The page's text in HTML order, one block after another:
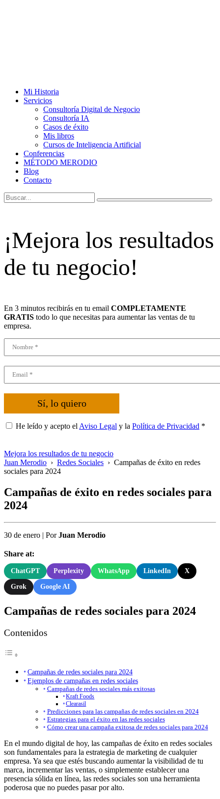
Mi Historia
Servicios
Consultoría Digital de Negocio
Consultoría IA
Casos de éxito
Mis libros
Cursos de Inteligencia Artificial
Conferencias
MÉTODO MERODIO
Blog
Contacto
¡Mejora los resultados
de tu negocio!
En 3 minutos recibirás en tu email COMPLETAMENTE
GRATIS todo lo que necesitas para aumentar las ventas de tu
empresa.
Sí, lo quiero
He leído y acepto el Aviso Legal y la Política de Privacidad *
Mejora los resultados de tu negocio
Juan Merodio › Redes Sociales › Campañas de éxito en redes
sociales para 2024
Campañas de éxito en redes sociales para
2024
30 de enero | PorJuan Merodio
Share at:
ChatGPT Perplexity WhatsApp LinkedIn X
Grok Google AI
Campañas de redes sociales para 2024
Contenidos
Campañas de redes sociales para 2024
Ejemplos de campañas en redes sociales
Campañas de redes sociales más exitosas
Kraft Foods
Clearasil
Predicciones para las campañas de redes sociales en 2024
Estrategias para el éxito en las redes sociales
Cómo crear una campaña exitosa de redes sociales para 2024
En el mundo digital de hoy, las campañas de éxito en redes sociales
son fundamentales para la estrategia de marketing de cualquier
empresa. Ya sea que estés buscando aumentar la visibilidad de tu
marca, incrementar las ventas, o simplemente establecer una
presencia sólida en línea, las redes sociales son una herramienta
poderosa que no puedes pasar por alto.